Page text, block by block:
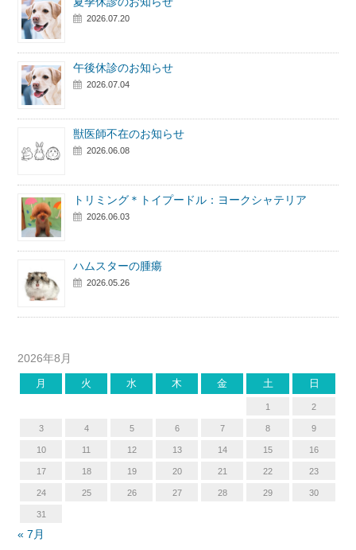
2026.07.20
午後休診のお知らせ
2026.07.04
獣医師不在のお知らせ
2026.06.08
トリミング＊トイプードル：ヨークシャテリア
2026.06.03
ハムスターの腫瘍
2026.05.26
2026年8月
月 火 水 木 金 土 日
1 2
3 4 5 6 7 8 9
10 11 12 13 14 15 16
17 18 19 20 21 22 23
24 25 26 27 28 29 30
31
« 7月